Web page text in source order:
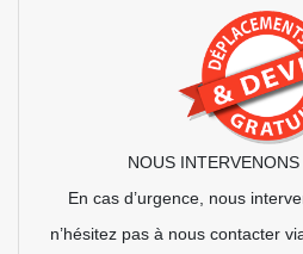
NOUS
En cas d’urgence, nous
n’hésitez pas à nous contacter